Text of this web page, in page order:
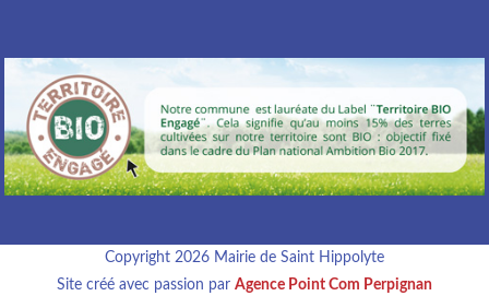
Copyright 2026 Mairie de Saint Hippolyte
Site créé avec passion par Agence Point Com Perpignan